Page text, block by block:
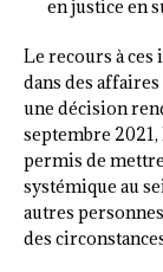
en justice en
Le recours à
dans des
une décision
septembre
permis de
systémique au
autres
des